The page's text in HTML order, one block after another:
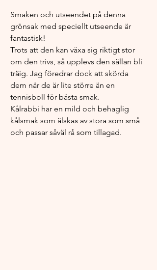
Smaken och utseendet på denna
grönsak med speciellt utseende är
fantastisk!
Trots att den kan växa sig riktigt stor
om den trivs, så upplevs den sällan bli
träig. Jag föredrar dock att skörda
dem när de är lite större än en
tennisboll för bästa smak.
Kålrabbi har en mild och behaglig
kålsmak som älskas av stora som små
och passar såväl rå som tillagad.